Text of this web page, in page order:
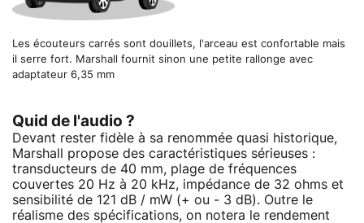
Les écouteurs carrés sont douillets, l'arceau est confortable mais
il serre fort. Marshall fournit sinon une petite rallonge avec
adaptateur 6,35 mm
Quid de l'audio ?
Devant rester fidèle à sa renommée quasi historique,
Marshall propose des caractéristiques sérieuses :
transducteurs de 40 mm, plage de fréquences
couvertes 20 Hz à 20 kHz, impédance de 32 ohms et
sensibilité de 121 dB / mW (+ ou - 3 dB). Outre le
réalisme des spécifications, on notera le rendement